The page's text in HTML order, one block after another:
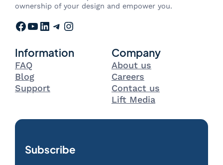
ownership of your design and empower you.
Facebook YouTube LinkedIn Telegram Instagram
Information
FAQ
Blog
Support
Company
About us
Careers
Contact us
Lift Media
Subscribe